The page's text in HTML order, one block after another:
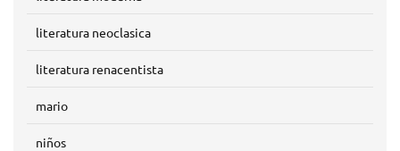
literatura neoclasica
literatura renacentista
mario
niños